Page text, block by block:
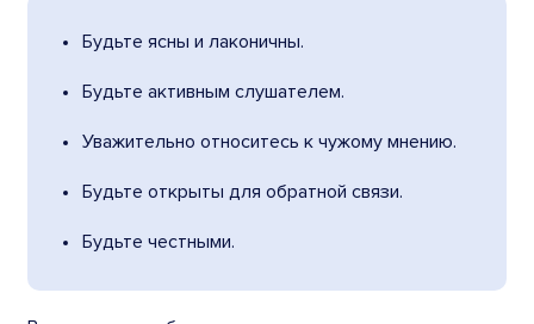
Будьте ясны и лаконичны.
Будьте активным слушателем.
Уважительно относитесь к чужому мнению.
Будьте открыты для обратной связи.
Будьте честными.